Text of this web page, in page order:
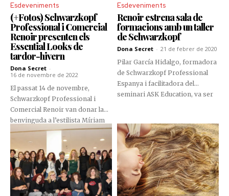
Esdeveniments
(+Fotos) Schwarzkopf
Professional i Comercial
Renoir presenten els
Essential Looks de
tardor-hivern
Dona Secret -
16 de novembre de 2022
El passat 14 de novembre,
Schwarzkopf Professional i
Comercial Renoir van donar la
benvinguda a l’estilista Míriam
Continente, qui va presentar els
estils més atrevits i de tendència
de la temporada de tardor-
hivern del 2022.
Esdeveniments
Renoir estrena sala de
formacions amb un taller
de Schwarzkopf
Dona Secret - 21 de febrer de 2020
Pilar García Hidalgo, formadora
de Schwarzkopf Professional
Espanya i facilitadora del
seminari ASK Education, va ser
formacions que Comercial
Renoir va habilitar a la seva seu,
ubicada a l’avinguda de Sant
Antoni, núm. 80, de La Massana.